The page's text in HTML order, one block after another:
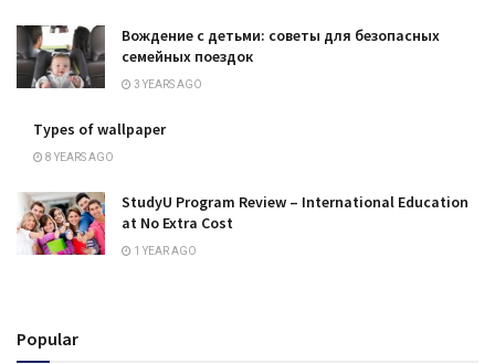
Вождение с детьми: советы для безопасных
семейных поездок
3 YEARS AGO
Types of wallpaper
8 YEARS AGO
StudyU Program Review – International Education
at No Extra Cost
1 YEAR AGO
Popular